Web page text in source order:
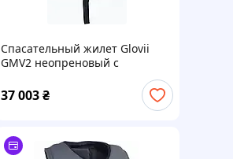
Спасательный жилет Glovii
GMV2 неопреновый с
37 003₴